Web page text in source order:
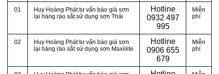
01
Huy Hoàng Phát tư vấn báo giá sơn
lại hàng rào sắt sử dụng sơn Thái
Hotline
0932 497
995
Miễn
phí
02
Huy Hoàng Phát tư vấn báo giá sơn
lại hàng rào sắt sử dụng sơn Maxiilite
Hotline
0906 655
679
Miễn
phí